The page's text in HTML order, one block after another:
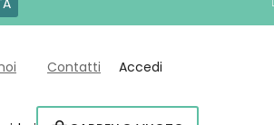
Contatti Accedi